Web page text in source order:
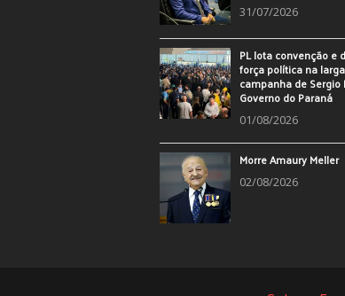
31/07/2026
PL lota convenção e
força política na
campanha de Sergio
Governo do Paraná
01/08/2026
Morre Amaury Meller
02/08/2026